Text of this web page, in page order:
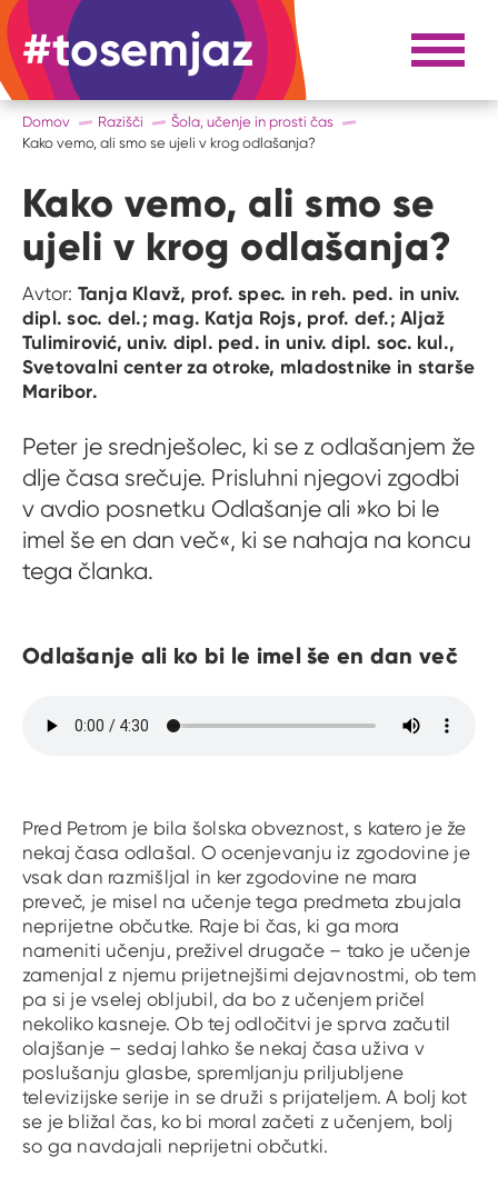
#tosemjaz #to sem jaz Razpri
Domov Razišči
Šola, učenje in prosti čas
Kako vemo, ali smo se ujeli v krog odlašanja?
Kako vemo, ali smo se
ujeli v krog odlašanja?
Avtor: Tanja Klavž, prof. spec. in reh. ped. in univ.
dipl. soc. del.; mag. Katja Rojs, prof. def.; Aljaž
Tulimirović, univ. dipl. ped. in univ. dipl. soc. kul.,
Svetovalni center za otroke, mladostnike in starše
Maribor.
Peter je srednješolec, ki se z odlašanjem že
dlje časa srečuje. Prisluhni njegovi zgodbi
v avdio posnetku Odlašanje ali »ko bi le
imel še en dan več«, ki se nahaja na koncu
tega članka.
Odlašanje ali ko bi le imel še en dan več
Pred Petrom je bila šolska obveznost, s katero je že
nekaj časa odlašal. O ocenjevanju iz zgodovine je
vsak dan razmišljal in ker zgodovine ne mara
preveč, je misel na učenje tega predmeta zbujala
neprijetne občutke. Raje bi čas, ki ga mora
nameniti učenju, preživel drugače – tako je učenje
zamenjal z njemu prijetnejšimi dejavnostmi, ob tem
pa si je vselej obljubil, da bo z učenjem pričel
nekoliko kasneje. Ob tej odločitvi je sprva začutil
olajšanje – sedaj lahko še nekaj časa uživa v
poslušanju glasbe, spremljanju priljubljene
televizijske serije in se druži s prijateljem. A bolj kot
se je bližal čas, ko bi moral začeti z učenjem, bolj
so ga navdajali neprijetni občutki.